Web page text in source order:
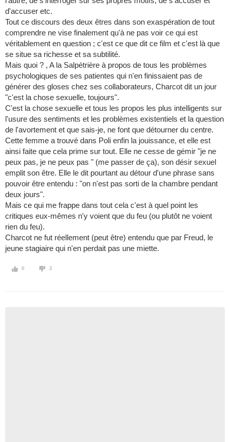
d'accuser etc.
Tout ce discours des deux êtres dans son exaspération de tout
comprendre ne vise finalement qu'à ne pas voir ce qui est
véritablement en question ; c'est ce que dit ce film et c'est là que
se situe sa richesse et sa subtilité.
Mais quoi ? , A la Salpétrière à propos de tous les problèmes
psychologiques de ses patientes qui n'en finissaient pas de
générer des gloses chez ses collaborateurs, Charcot dit un jour
"c'est la chose sexuelle, toujours".
C'est la chose sexuelle et tous les propos les plus intelligents sur
l'usure des sentiments et les problèmes existentiels et la question
de l'avortement et que sais-je, ne font que détourner du centre.
Cette femme a trouvé dans Poli enfin la jouissance, et elle est
ainsi faite que cela prime sur tout. Elle ne cesse de gémir "je ne
peux pas, je ne peux pas " (me passer de ça), son désir sexuel
emplit son être. Elle le dit pourtant au détour d'une phrase sans
pouvoir être entendu : "on n'est pas sorti de la chambre pendant
deux jours".
Mais ce qui me frappe dans tout cela c'est à quel point les
critiques eux-mêmes n'y voient que du feu (ou plutôt ne voient
rien du feu).
Charcot ne fut réellement (peut être) entendu que par Freud, le
jeune stagiaire qui n'en perdait pas une miette.
0 2